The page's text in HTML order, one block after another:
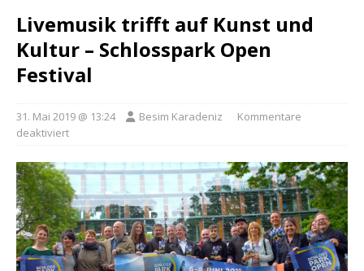
Livemusik trifft auf Kunst und
Kultur – Schlosspark Open
Festival
31. Mai 2019 @ 13:24 Besim Karadeniz
Kommentare
deaktiviert